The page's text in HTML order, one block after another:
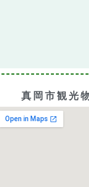
真岡市観光